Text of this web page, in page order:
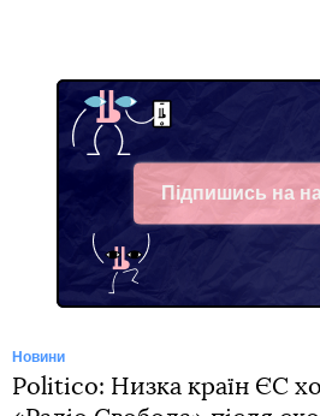
Підпишись на
Facebook
Новини
Politico: Низка країн ЄС